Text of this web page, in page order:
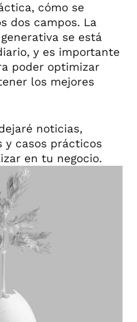
cómo se
dos campos. La
se está
y es importante
poder optimizar
los mejores
noticias,
y casos prácticos
en tu negocio.